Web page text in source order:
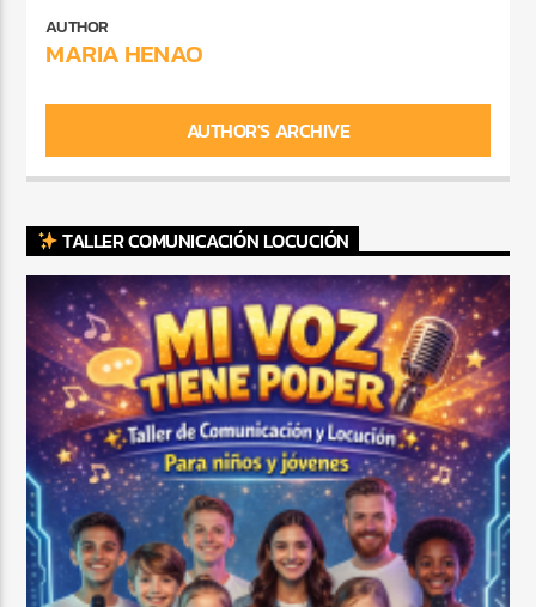
AUTHOR
MARIA HENAO
AUTHOR'S ARCHIVE
TALLER COMUNICACIÓN LOCUCIÓN